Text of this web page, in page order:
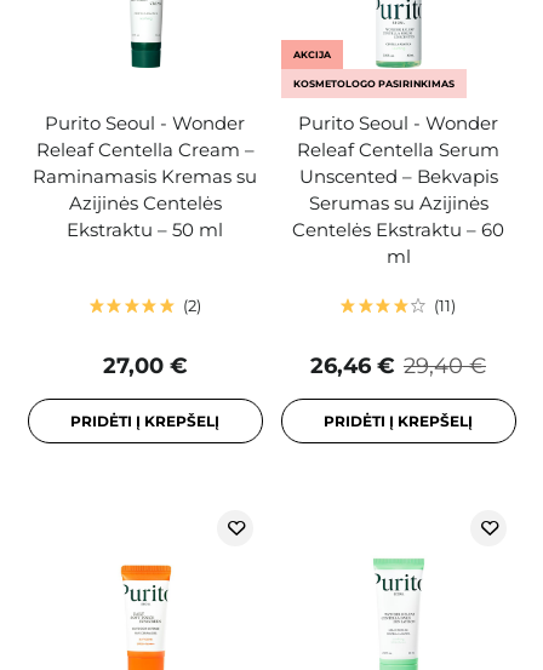
Purito Seoul - Wonder
Releaf Centella Cream –
Raminamasis Kremas su
Azijinės Centelės
Ekstraktu – 50 ml
2
27,00 €
PRIDĖTI Į KREPŠELĮ
AKCIJA
KOSMETOLOGO PASIRINKIMAS
Purito Seoul - Wonder
Releaf Centella Serum
Unscented – Bekvapis
Serumas su Azijinės
Centelės Ekstraktu – 60
ml
11
29,40 €
26,46 €
PRIDĖTI Į KREPŠELĮ